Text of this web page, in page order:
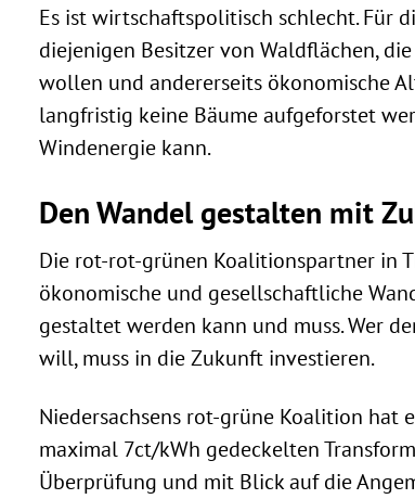
Es ist wirtschaftspolitisch schlecht. Für
diejenigen Besitzer von Waldflächen,
wollen und andererseits ökonomische
langfristig keine Bäume aufgeforstet
Windenergie kann.
Den Wandel gestalten mit
Die rot-rot-grünen Koalitionspartner in
ökonomische und gesellschaftliche
gestaltet werden kann und muss. Wer
will, muss in die Zukunft investieren.
Niedersachsens rot-grüne Koalition hat
maximal 7ct/kWh gedeckelten
Überprüfung und mit Blick auf die